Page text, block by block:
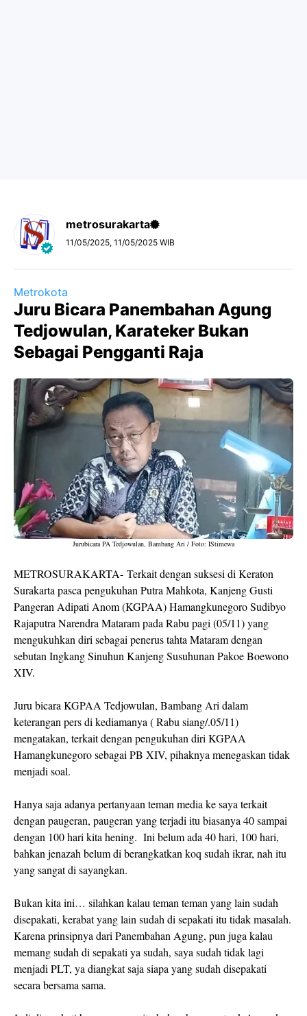
metrosurakarta
11/05/2025, 11/05/2025 WIB
Metrokota
Juru Bicara Panembahan Agung
Tedjowulan, Karateker Bukan
Sebagai Pengganti Raja
Jurubicara PA Tedjowulan, Bambang Ari / Foto: IStimewa
METROSURAKARTA- Terkait dengan suksesi di Keraton
Surakarta pasca pengukuhan Putra Mahkota, Kanjeng Gusti
Pangeran Adipati Anom (KGPAA) Hamangkunegoro Sudibyo
Rajaputra Narendra Matarampada Rabu pagi (05/11) yang
mengukuhkan diri sebagai penerus tahta Mataram dengan
sebutan Ingkang Sinuhun Kanjeng Susuhunan Pakoe Boewono
XIV.
Juru bicara KGPAA Tedjowulan, Bambang Ari dalam
keterangan pers di kediamanya ( Rabu siang/.05/11)
mengatakan, terkait dengan pengukuhan diri KGPAA
Hamangkunegoro sebagai PB XIV, pihaknya menegaskan tidak
menjadi soal.
Hanya saja adanya pertanyaan teman media ke saya terkait
dengan paugeran, paugeran yang terjadi itu biasanya 40 sampai
dengan 100 hari kita hening. Ini belum ada 40 hari, 100 hari,
bahkan jenazah belum di berangkatkan koq sudah ikrar, nah itu
yang sangat di sayangkan.
Bukan kita ini… silahkan kalau teman teman yang lain sudah
disepakati, kerabat yang lain sudah di sepakati itu tidak masalah.
Karena prinsipnya dari Panembahan Agung, pun juga kalau
memang sudah di sepakati ya sudah, saya sudah tidak lagi
menjadi PLT, ya diangkat saja siapa yang sudah disepakati
secara bersama sama.